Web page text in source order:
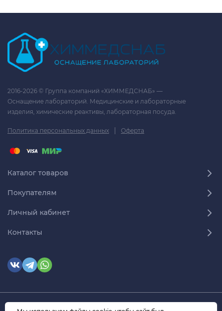
2016-2026 © Группа компаний «ХИММЕДСНАБ» —
Оснащение лабораторий. Медицинские и лабораторные
изделия, химические реактивы, лабораторная посуда.
Политика персональных данных | Оферта
Каталог товаров
Покупателям
Личный кабинет
Контакты